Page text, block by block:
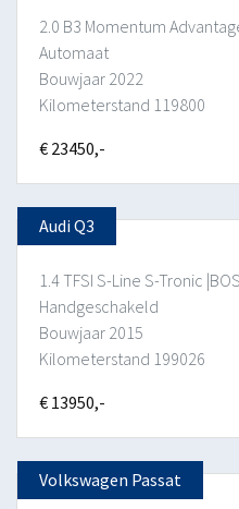
2.0 B3 Momentum
Automaat
Bouwjaar 2022
Kilometerstand 119800
€ 23450,-
Audi Q3
1.4 TFSI S-Line S-Tronic
Handgeschakeld
Bouwjaar 2015
Kilometerstand 199026
€ 13950,-
Volkswagen Passat